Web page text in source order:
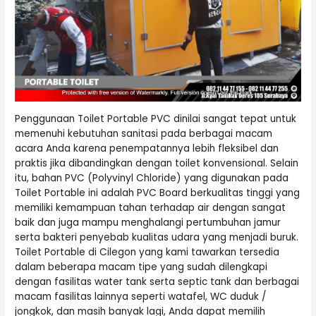
Penggunaan Toilet Portable PVC dinilai sangat tepat untuk
memenuhi kebutuhan sanitasi pada berbagai macam
acara Anda karena penempatannya lebih fleksibel dan
praktis jika dibandingkan dengan toilet konvensional. Selain
itu, bahan PVC (Polyvinyl Chloride) yang digunakan pada
Toilet Portable ini adalah PVC Board berkualitas tinggi yang
memiliki kemampuan tahan terhadap air dengan sangat
baik dan juga mampu menghalangi pertumbuhan jamur
serta bakteri penyebab kualitas udara yang menjadi buruk.
Toilet Portable di Cilegon yang kami tawarkan tersedia
dalam beberapa macam tipe yang sudah dilengkapi
dengan fasilitas water tank serta septic tank dan berbagai
macam fasilitas lainnya seperti watafel, WC duduk /
jongkok, dan masih banyak lagi, Anda dapat memilih